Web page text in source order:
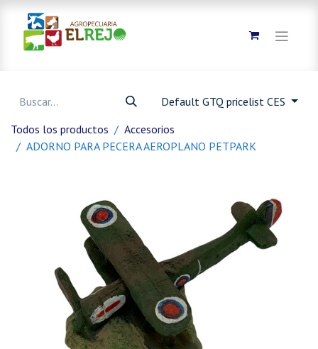
Default GTQ pricelist CES
Todos los productos
Accesorios
ADORNO PARA PECERA AEROPLANO PETPARK